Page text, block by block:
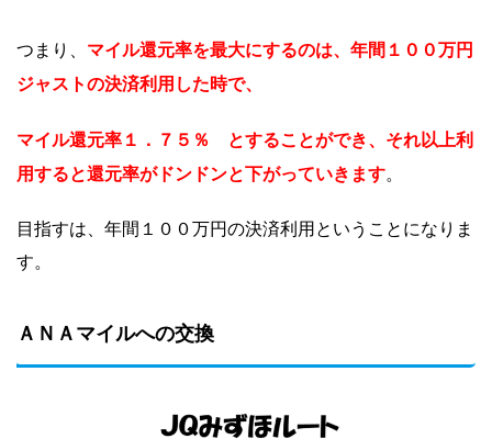
つまり、
マイル還元率を最大にするのは、年間１００万円
ジャストの決済利用した時で、
マイル還元率１．７５％ とすることができ、それ以上利
用すると還元率がドンドンと下がっていきます。
目指すは、年間１００万円の決済利用ということになりま
す。
ＡＮＡマイルへの交換